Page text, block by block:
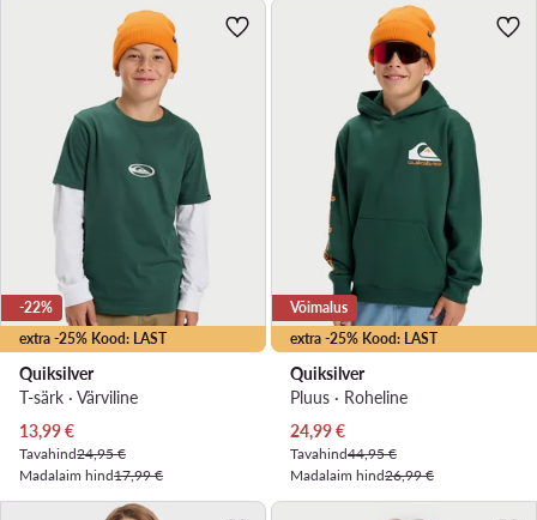
extra -25% Kood: LAST
-22%
Quiksilver
T-särk · Värviline
Praegune hind
13,99€
Tavahind24,95 €
Madalaim hind17,99 €
extra -25% Kood: LAST
Võimalus
Quiksilver
Pluus · Roheline
Praegune hind
24,99€
Tavahind44,95 €
Madalaim hind26,99 €